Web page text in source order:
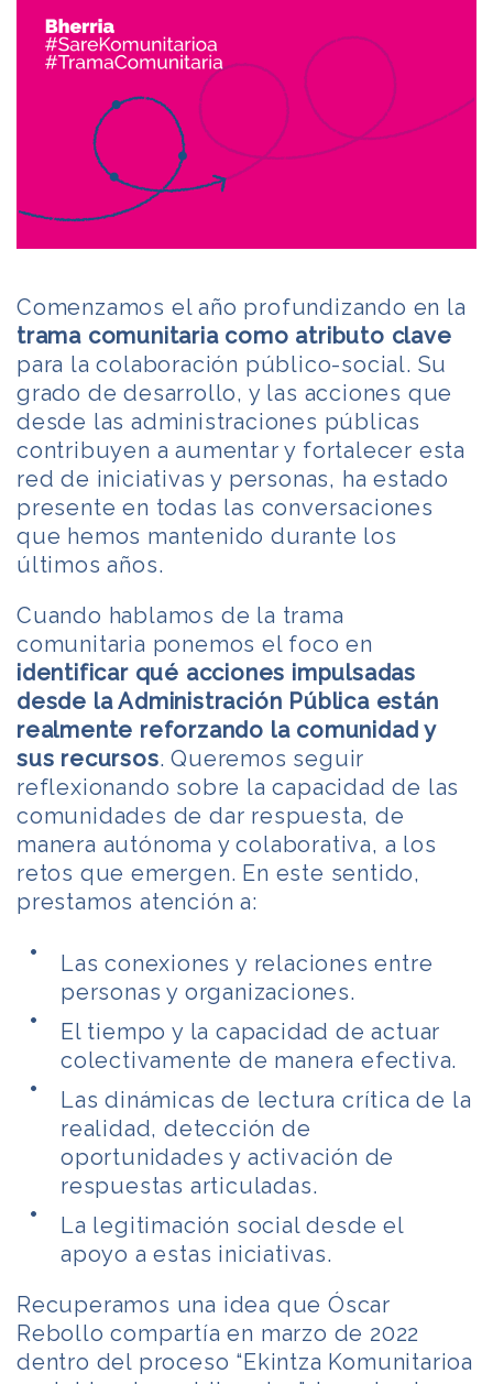
Comenzamos el año profundizando en la
trama comunitaria como atributo clave
para la colaboración público-social. Su
grado de desarrollo, y las acciones que
desde las administraciones públicas
contribuyen a aumentar y fortalecer esta
red de iniciativas y personas, ha estado
presente en todas las conversaciones
que hemos mantenido durante los
últimos años.
Cuando hablamos de la trama
comunitaria ponemos el foco en
identificar qué acciones impulsadas
desde la Administración Pública están
realmente reforzando la comunidad y
sus recursos. Queremos seguir
reflexionando sobre la capacidad de las
comunidades de dar respuesta, de
manera autónoma y colaborativa, a los
retos que emergen. En este sentido,
prestamos atención a:
Las conexiones y relaciones entre
personas y organizaciones.
El tiempo y la capacidad de actuar
colectivamente de manera efectiva.
Las dinámicas de lectura crítica de la
realidad, detección de
oportunidades y activación de
respuestas articuladas.
La legitimación social desde el
apoyo a estas iniciativas.
Recuperamos una idea que Óscar
Rebollo compartía en marzo de 2022
dentro del proceso “Ekintza Komunitarioa